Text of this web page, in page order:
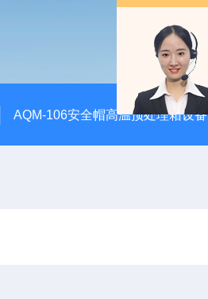
AQM-106安全帽高温预处理箱设备